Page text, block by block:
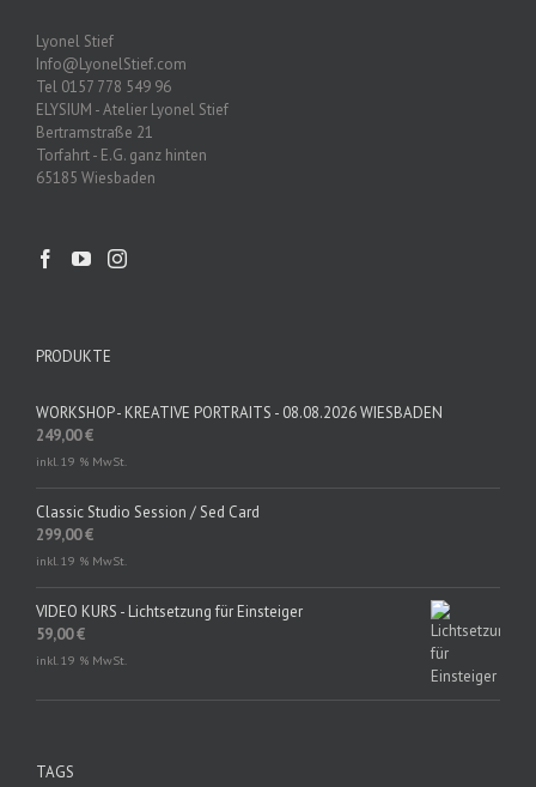
Lyonel Stief
Info@LyonelStief.com
Tel 0157 778 549 96
ELYSIUM - Atelier Lyonel Stief
Bertramstraße 21
Torfahrt - E.G. ganz hinten
65185 Wiesbaden
PRODUKTE
WORKSHOP - KREATIVE PORTRAITS - 08.08.2026 WIESBADEN
249,00€
inkl. 19 % MwSt.
Classic Studio Session / Sed Card
299,00€
inkl. 19 % MwSt.
VIDEO KURS - Lichtsetzung für Einsteiger
59,00€
inkl. 19 % MwSt.
TAGS